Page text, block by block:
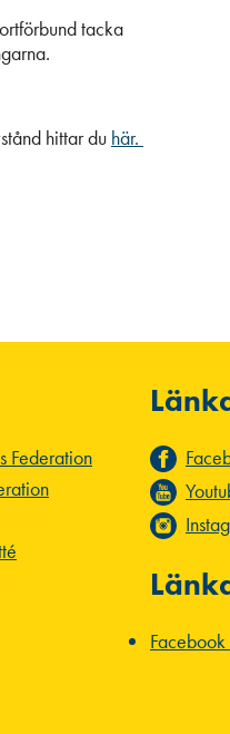
tacka
hittar du här.
Federation
Facebook